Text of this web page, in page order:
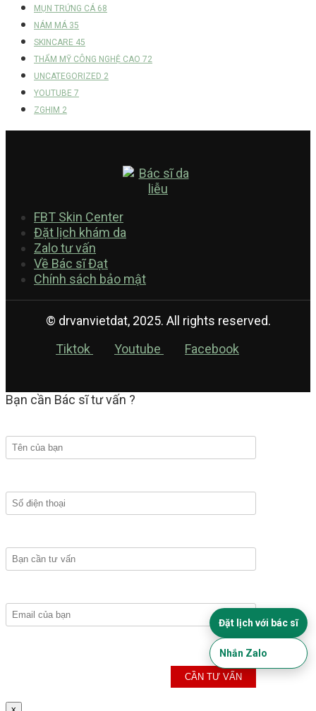
MỤN TRỨNG CÁ 68
NÁM MÁ 35
SKINCARE 45
THẨM MỸ CÔNG NGHỆ CAO 72
UNCATEGORIZED 2
YOUTUBE 7
ZGHIM 2
FBT Skin Center
Đặt lịch khám da
Zalo tư vấn
Về Bác sĩ Đạt
Chính sách bảo mật
© drvanvietdat, 2025. All rights reserved.
Tiktok
Youtube Facebook
Bạn cần Bác sĩ tư vấn ?
Đặt lịch với bác sĩ
Nhắn Zalo